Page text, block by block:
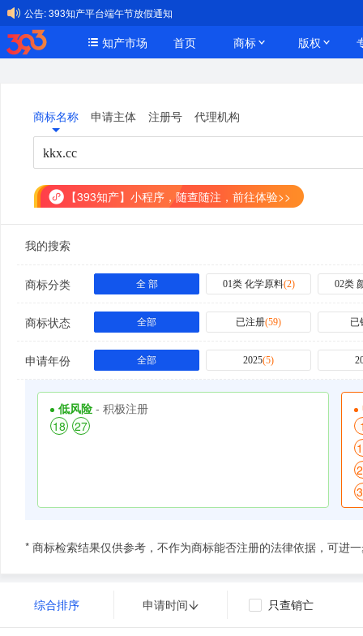
公告:393知产平台端午节放假通知
知产市场 首页 商标 版权
商标名称 申请主体 注册号 代理机构
【393知产】小程序，随查随注，前往体验>>
我的搜索
商标分类 全 部 01类 化学原料(2) 02类
商标状态 全部 已注册(59) 已
申请年份 全部 2025(5)
低风险 - 积极注册
18 27
* 商标检索结果仅供参考，不作为商标能否注册的法律依据，可进
综合排序 申请时间 只查销亡